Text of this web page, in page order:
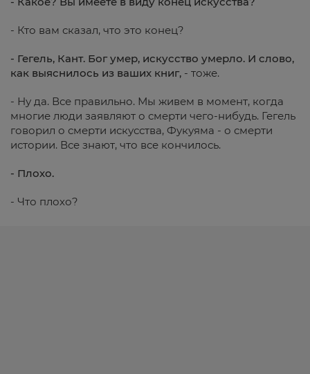
- Кто вам сказал, что это конец?
- Гегель, Кант. Бог умер, искусство умерло. И слово,
как выяснилось из ваших книг, - тоже.
- Ну да. Все правильно. Мы живем в момент, когда
многие люди заявляют о смерти чего-нибудь. Гегель
говорил о смерти искусства, Фукуяма - о смерти
истории. Все знают, что все кончилось.
- Плохо.
- Что плохо?